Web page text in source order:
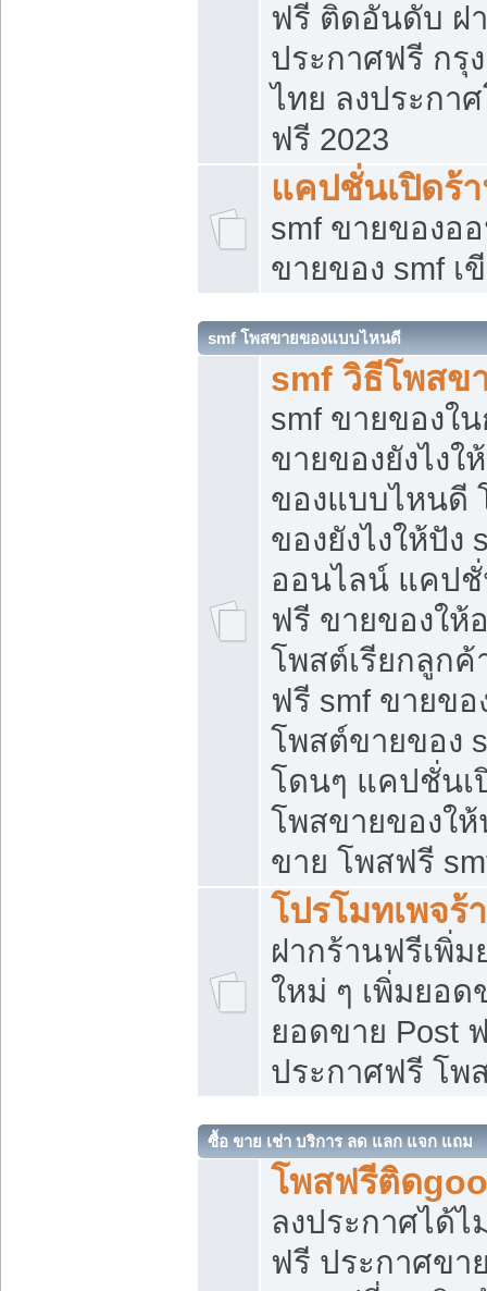
ฟรี ติดอันดับ ฝ
ประกาศฟรี กรุ
ไทย ลงประกา
ฟรี 2023
แคปชั่นเปิดร้
smf ขายของอ
ขายของ smf เ
smf โพสขายของแบบไหนดี
smf วิธีโพสข
smf ขายของใ
ขายของยังไง
ของแบบไหนดี
ของยังไงให้ปั
ออนไลน์ แคป
ฟรี ขายของให้
โพสต์เรียกลูกค้
ฟรี smf ขายขอ
โพสต์ขายของ
โดนๆ แคปชั่นเ
โพสขายของใ
ขาย โพสฟรี
โปรโมทเพจร้
ฝากร้านฟรีเพิ่
ใหม่ ๆ เพิ่มยอด
ยอดขาย Post
ประกาศฟรี โพ
ซื้อ ขาย เช่า บริการ ลด แลก แจก แถม
โพสฟรีติด
ลงประกาศได้
ฟรี ประกาศข